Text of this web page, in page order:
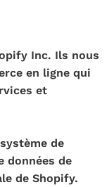
Inc. Ils nous
en ligne qui
et
de
données de
de Shopify.